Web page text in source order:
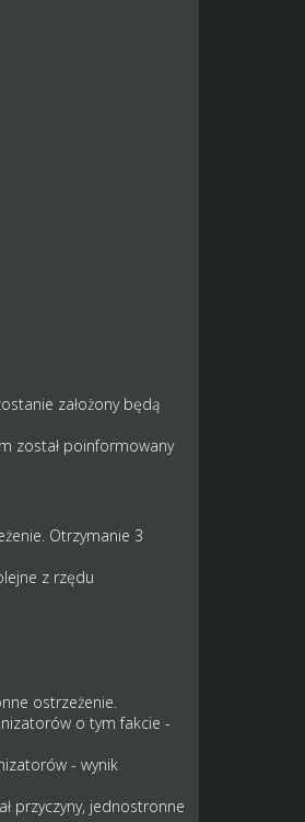
założony będą
został poinformowany
Otrzymanie 3
z rzędu
ostrzeżenie.
o tym fakcie -
- wynik
przyczyny, jednostronne